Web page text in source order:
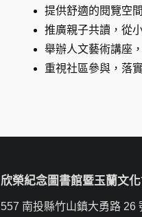
提供舒適的閱覽空
推廣親子共讀，從
舉辦人文藝術講座
重視社區參與，落
欣榮紀念圖書館暨玉蘭文
557 南投縣竹山鎮大勇路 26